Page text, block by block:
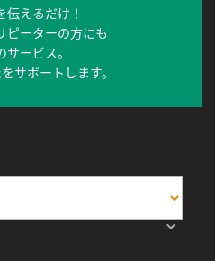
伝えるだけ！
ピーターの方にも
ービス。
サポートします。